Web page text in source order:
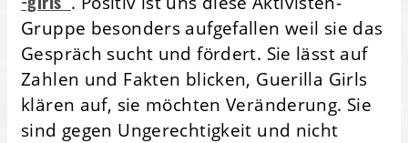
Gruppe besonders aufgefallen weil sie das
Gespräch sucht und fördert. Sie lässt auf
Zahlen und Fakten blicken, Guerilla Girls
klären auf, sie möchten Veränderung. Sie
sind gegen Ungerechtigkeit und nicht